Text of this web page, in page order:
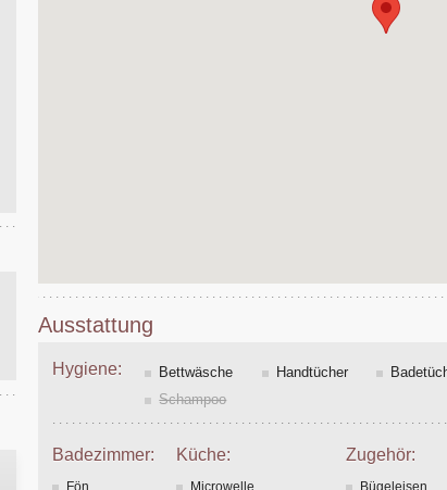
Ausstattung
Hygiene: Bettwäsche Handtücher
Schampoo
Badezimmer: Küche: Zugehör: